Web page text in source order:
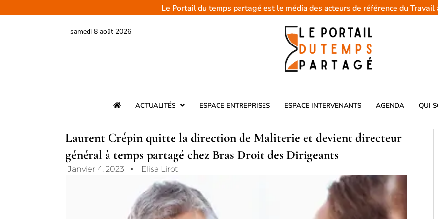
au
Le Portail du temps partagé est le média des acteurs de référence du
samedi 8 août 2026
ACTUALITÉS ESPACE ENTREPRISES ESPACE INTERVENANTS AGENDA QUI
Laurent Crépin quitte la direction de Maliterie et devient directeur
général à temps partagé chez Bras Droit des Dirigeants
Janvier 4, 2023 Elisa Lirot